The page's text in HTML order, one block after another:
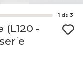
1 de 3
(L120 -